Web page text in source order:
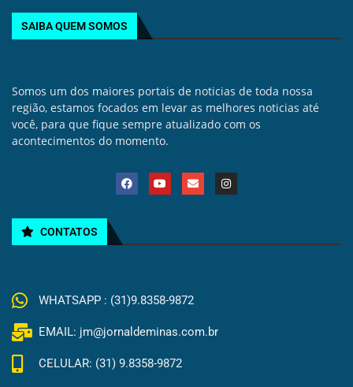
SAIBA QUEM SOMOS
Somos um dos maiores portais de noticias de toda nossa
região, estamos focados em levar as melhores noticias até
você, para que fique sempre atualizado com os
acontecimentos do momento.
CONTATOS
WHATSAPP : (31)9.8358-9872
EMAIL: jm@jornaldeminas.com.br
CELULAR: (31) 9.8358-9872